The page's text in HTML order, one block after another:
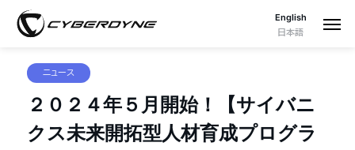
English
日本語
ニュース
２０２４年５月開始！【サイバニ
クス未来開拓型人材育成プログラ